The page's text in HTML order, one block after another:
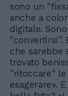
sono un
anche a
digitale.
"convertirsi".
che sarebbe
trovato
"ritoccare"
esagerare».